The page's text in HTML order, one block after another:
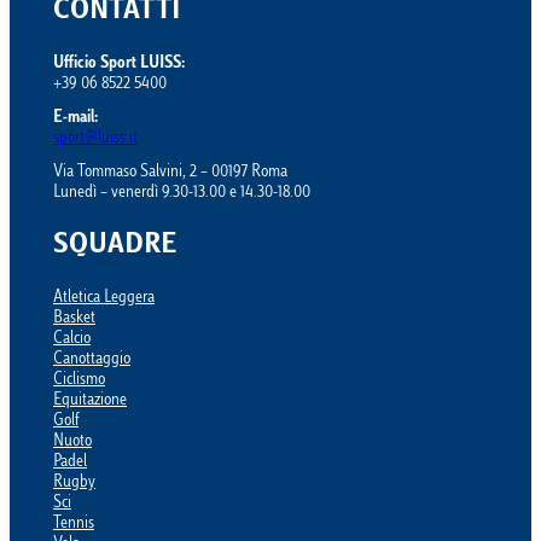
CONTATTI
Ufficio Sport LUISS:
+39 06 8522 5400
E-mail:
sport@luiss.it
Via Tommaso Salvini, 2 – 00197 Roma
Lunedì – venerdì 9.30-13.00 e 14.30-18.00
SQUADRE
Atletica Leggera
Basket
Calcio
Canottaggio
Ciclismo
Equitazione
Golf
Nuoto
Padel
Rugby
Sci
Tennis